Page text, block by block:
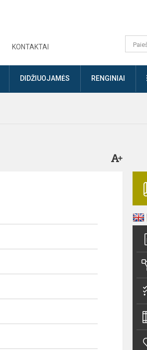
KONTAKTAI
DIDŽIUOJAMĖS RENGINIAI